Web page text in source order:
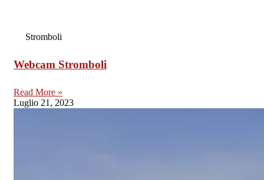
Stromboli
Webcam Stromboli
Read More »
Luglio 21, 2023